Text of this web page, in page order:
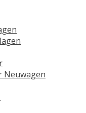
Neuwagen